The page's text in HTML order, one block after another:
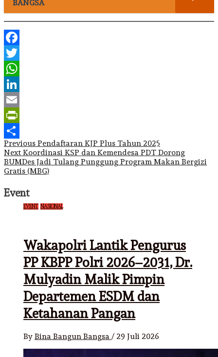
BANGSA
Facebook
Twitter
WhatsApp
LinkedIn
Email
PrintFriendly
Share
Post
navigation
Previous Pendaftaran KJP Plus Tahun 2025
Next Koordinasi KSP dan Kemendesa PDT Dorong
BUMDes Jadi Tulang Punggung Program Makan Bergizi
Gratis (MBG)
Event
EVENT NASIONAL
Wakapolri Lantik Pengurus
PP KBPP Polri 2026–2031, Dr.
Mulyadin Malik Pimpin
Departemen ESDM dan
Ketahanan Pangan
By Bina Bangun Bangsa / 29 Juli 2026